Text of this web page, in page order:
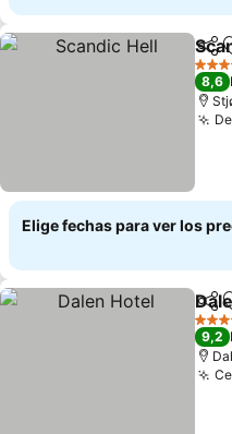
4
8,6
Elige fechas para ver los
5
9,2